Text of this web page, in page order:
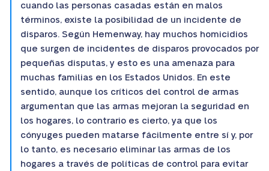
cuando las personas casadas están en malos
términos, existe la posibilidad de un incidente de
disparos. Según Hemenway, hay muchos homicidios
que surgen de incidentes de disparos provocados por
pequeñas disputas, y esto es una amenaza para
muchas familias en los Estados Unidos. En este
sentido, aunque los críticos del control de armas
argumentan que las armas mejoran la seguridad en
los hogares, lo contrario es cierto, ya que los
cónyuges pueden matarse fácilmente entre sí y, por
lo tanto, es necesario eliminar las armas de los
hogares a través de políticas de control para evitar